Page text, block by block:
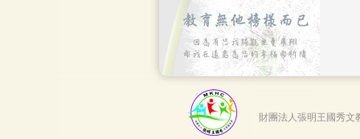
財團法人張明王國秀文